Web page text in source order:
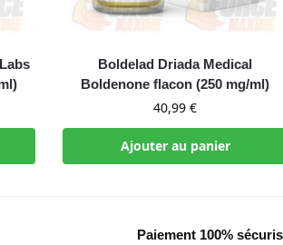
Boldelad Driada Medical
Boldenone flacon (250 mg/ml)
40,99€
Ajouter au panier
Paiement 100%